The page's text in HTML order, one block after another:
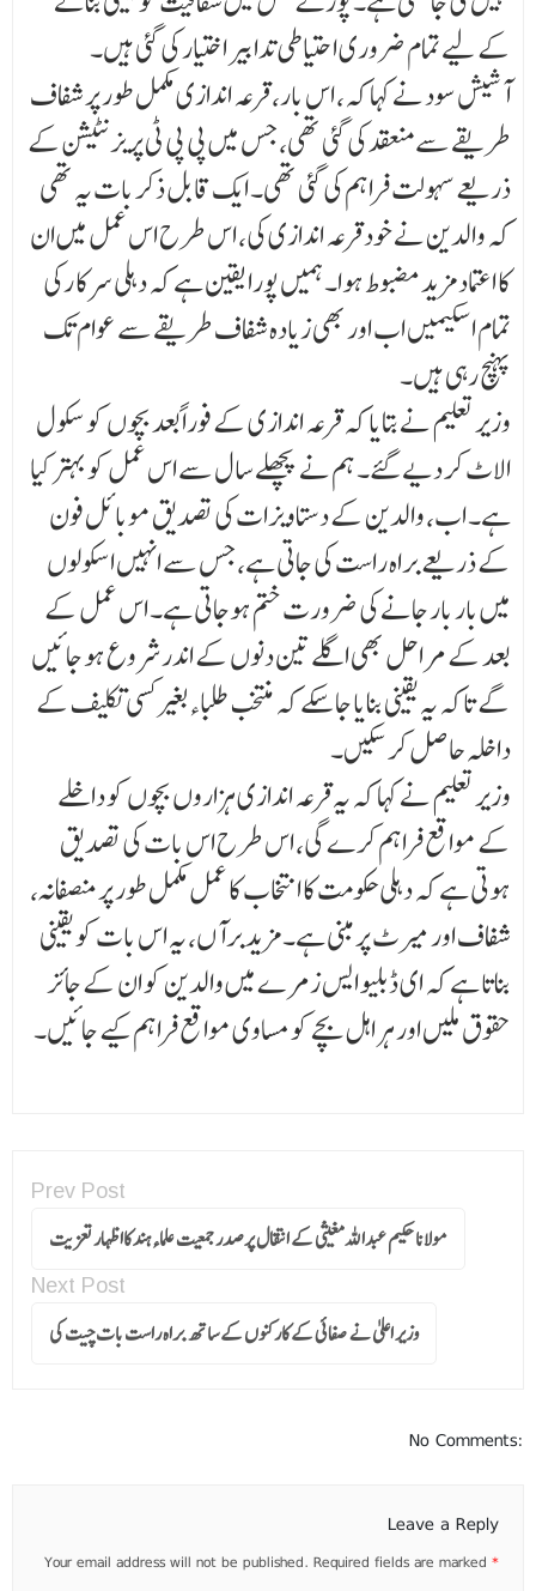
کے لیے تمام ضروری احتیاطی تدابیر اختیار کی گئی ہیں۔
آشیش سود نے کہا کہ، اس بار، قرعہ اندازی مکمل طور پر شفاف
طریقے سے منعقد کی گئی تھی، جس میں پی پی ٹی پریزنٹیشن کے
ذریعے سہولت فراہم کی گئی تھی۔ ایک قابل ذکر بات یہ تھی
کہ والدین نے خود قرعہ اندازی کی، اس طرح اس عمل میں ان
کا اعتماد مزید مضبوط ہوا۔ ہمیں پورا یقین ہے کہ دہلی سرکا رکی
تمام اسکیمیں اب اور بھی زیادہ شفاف طریقے سے عوام تک
پہنچ رہی ہیں۔
وزیر تعلیم نے بتایا کہ قرعہ اندازی کے فوراً بعد بچوں کو سکول
الاٹ کر دیے گئے۔ ہم نے پچھلے سال سے اس عمل کو بہتر کیا
ہے۔ اب، والدین کے دستاویزات کی تصدیق موبائل فون
کے ذریعے براہ راست کی جاتی ہے، جس سے انہیں اسکولوں
میں بار بار جانے کی ضرورت ختم ہوجاتی ہے۔ اس عمل کے
بعد کے مراحل بھی اگلے تین دنوں کے اندر شروع ہو جائیں
گے تاکہ یہ یقینی بنایا جا سکے کہ منتخب طلباءبغیر کسی تکلیف کے
داخلہ حاصل کر سکیں۔
وزیر تعلیم نے کہا کہ یہ قرعہ اندازی ہزاروں بچوں کو داخلے
کے مواقع فراہم کرے گی، اس طرح اس بات کی تصدیق
ہوتی ہے کہ دہلی حکومت کا انتخاب کا عمل مکمل طور پر منصفانہ،
شفاف اور میرٹ پر مبنی ہے۔ مزید برآں، یہ اس بات کو یقینی
بناتا ہے کہ ای ڈبلیو ایس زمرے میں والدین کو ان کے جائز
حقوق ملیں اور ہر اہل بچے کو مساوی مواقع فراہم کیے جائیں۔
Prev Post
مولانا حکیم عبداللہ مغیثی کے انتقال پرصدر جمعیت علماءہند کااظہار تعزیت
Next Post
وزیر اعلیٰ نے صفائی کے کارکنوں کے ساتھ براہ راست بات چیت کی
No Comments:
Leave a Reply
Your email address will not be published. Required fields are marked *